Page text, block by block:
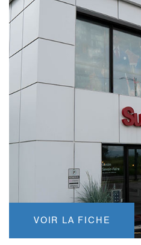
VOIR LA FICHE